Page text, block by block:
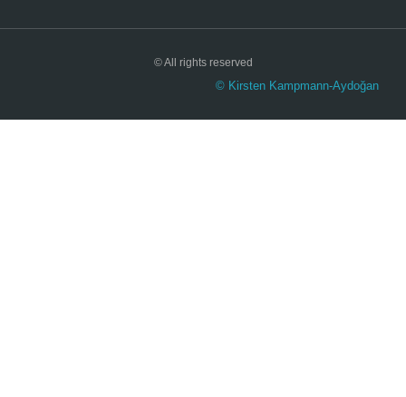
© All rights reserved
© Kirsten Kampmann-Aydoğan